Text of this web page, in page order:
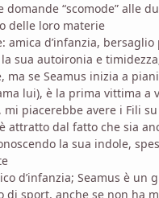
domande “scomode” alle
delle loro materie
amica d’infanzia,
sua autoironia e
ma se Seamus inizia a
lui), è la prima vittima a
mi piacerebbe avere i Fili
attratto dal fatto che sia
la sua indole,
d’infanzia; Seamus è un
di sport, anche se non ha